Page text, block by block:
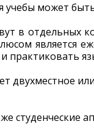
может
в отдельных
является
практиковать
двухместное
студенческие